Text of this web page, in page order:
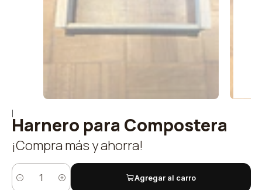
Harnero para Compostera
¡Compra más y ahorra!
Cantidad
Agregar al carro